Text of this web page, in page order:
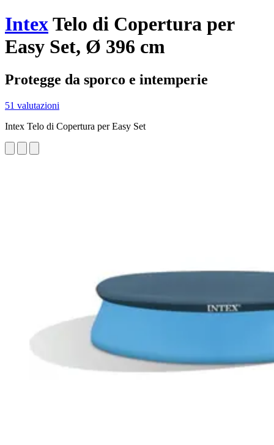
IntexTelo di Copertura per
Easy Set, Ø 396 cm
Protegge da sporco e intemperie
51 valutazioni
Intex Telo di Copertura per Easy Set